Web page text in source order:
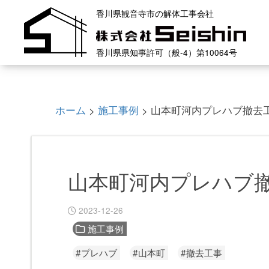
香川県観音寺市の解体工事会社
香川県県知事許可（般-4）第10064号
ホーム > 施工事例 > 山本町河内プレハブ撤去
山本町河内プレハブ
2023-12-26
施工事例
#プレハブ
#山本町 #撤去工事